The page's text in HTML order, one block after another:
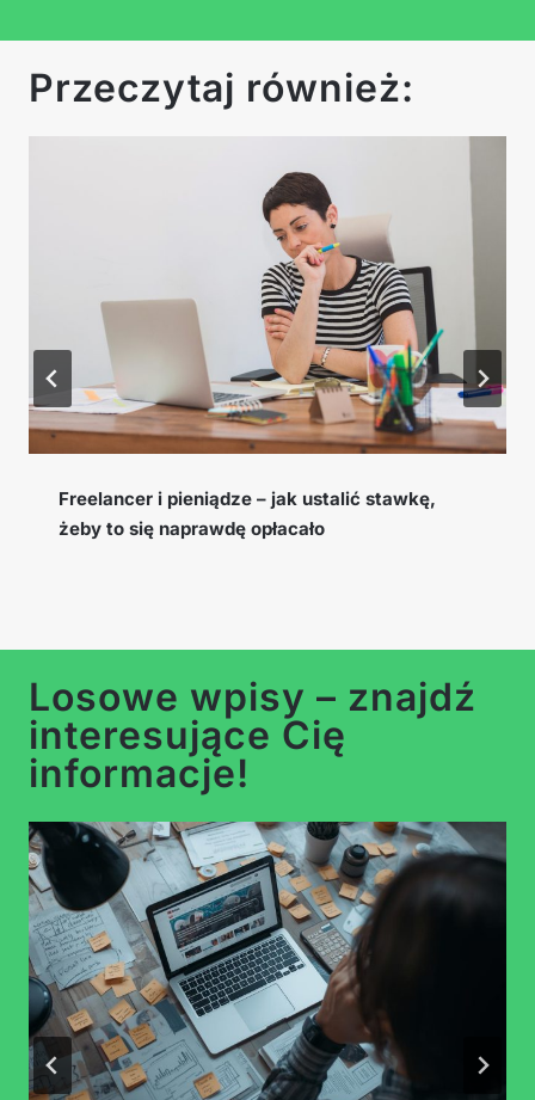
Przeczytaj również:
Cookie window, EPC i konwersja – słowniczek
pojęć afiliacyjnych, które musisz znać
Losowe wpisy – znajdź
interesujące Cię
informacje!